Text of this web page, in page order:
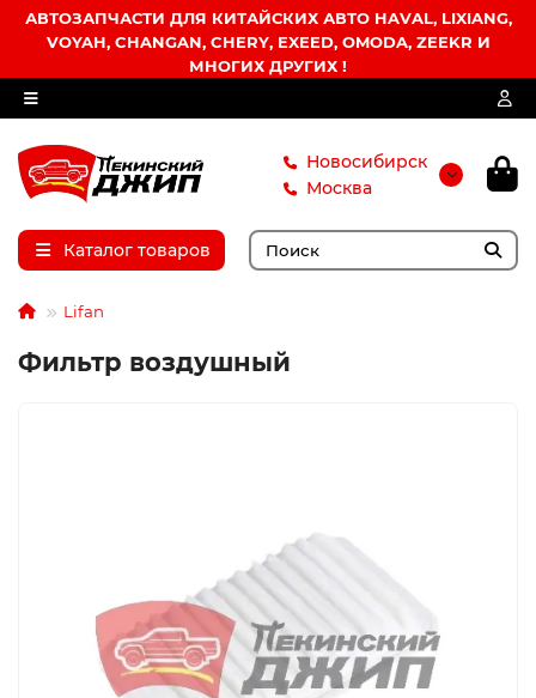
АВТОЗАПЧАСТИ ДЛЯ КИТАЙСКИХ АВТО HAVAL, LIXIANG,
VOYAH, CHANGAN, CHERY, EXEED, OMODA, ZEEKR И
МНОГИХ ДРУГИХ !
Новосибирск
Москва
Каталог товаров
Lifan
Фильтр воздушный